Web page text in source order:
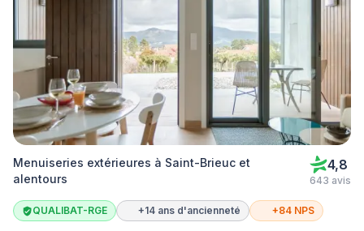
Menuiseries extérieures à Saint-Brieuc et
alentours
4,8
643 avis
QUALIBAT-RGE +14 ans d'ancienneté +84 NPS